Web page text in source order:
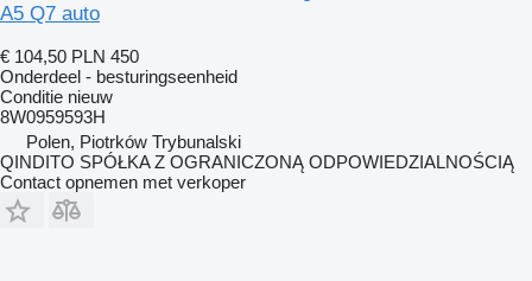
A5 Q7 auto
€ 104,50 PLN 450
Onderdeel - besturingseenheid
Conditie nieuw
8W0959593H
Polen, Piotrków Trybunalski
QINDITO SPÓŁKA Z OGRANICZONĄ ODPOWIEDZIALNOŚCIĄ
Contact opnemen met verkoper